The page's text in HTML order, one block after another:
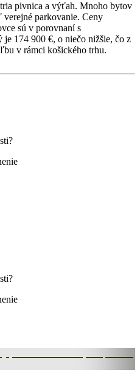
pivnica a výťah. Mnoho bytov
parkovanie. Ceny
sú v porovnaní s
174 900 €, o niečo nižšie, čo z
v rámci košického trhu.